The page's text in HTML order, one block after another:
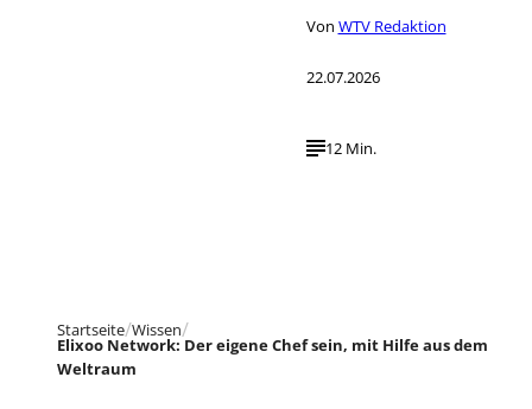
Von WTV Redaktion
22.07.2026
12 Min.
Startseite Wissen
Elixoo Network: Der eigene Chef sein, mit Hilfe aus dem
Weltraum